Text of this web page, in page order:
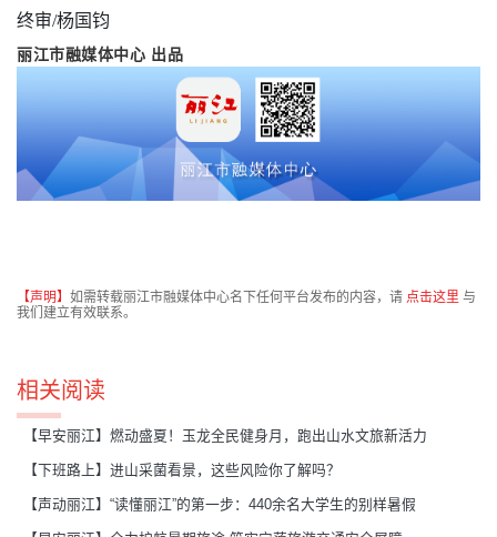
终审/杨国钧
丽江市融媒体中心 出品
【声明】 如需转载丽江市融媒体中心名下任何平台发布的内容，请 点击这里 与
我们建立有效联系。
相关阅读
【早安丽江】燃动盛夏！玉龙全民健身月，跑出山水文旅新活力
【下班路上】进山采菌看景，这些风险你了解吗？
【声动丽江】“读懂丽江”的第一步：440余名大学生的别样暑假